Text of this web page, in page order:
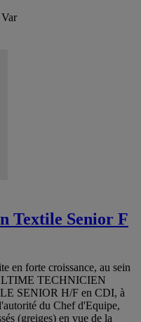
Textile Senior F
en forte croissance, au sein
TECHNICIEN
SENIOR H/F en CDI, à
du Chef d'Equipe,
(greiges) en vue de la